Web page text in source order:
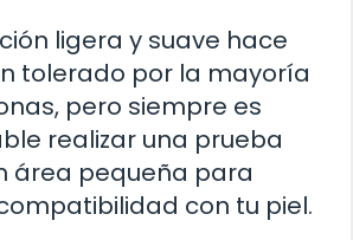
ligera y suave hace
tolerado por la mayoría
pero siempre es
realizar una prueba
área pequeña para
con tu piel.